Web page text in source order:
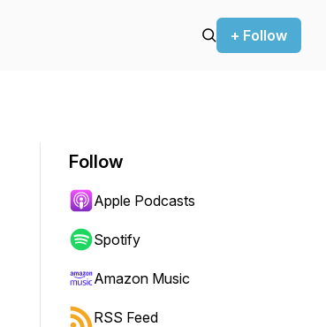
+ Follow
Follow
Apple Podcasts
Spotify
Amazon Music
RSS Feed